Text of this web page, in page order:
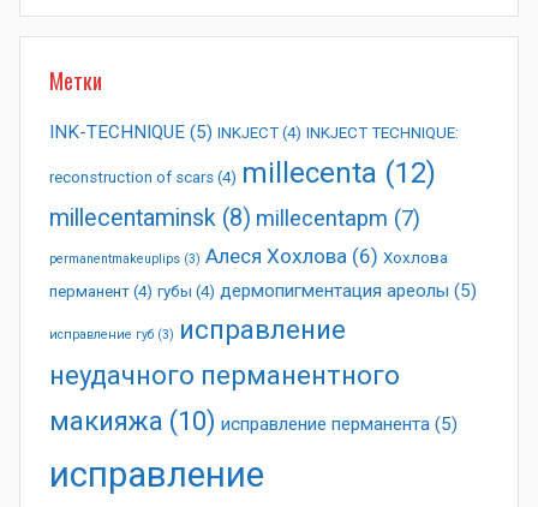
Метки
INK-TECHNIQUE (5) INKJECT (4) INKJECT TECHNIQUE:
reconstruction of scars (4) millecenta (12)
millecentaminsk (8) millecentapm (7)
permanentmakeuplips (3) Алеся Хохлова (6) Хохлова
перманент (4) губы (4) дермопигментация ареолы (5)
исправление губ (3) исправление
неудачного перманентного
макияжа (10) исправление перманента (5)
исправление